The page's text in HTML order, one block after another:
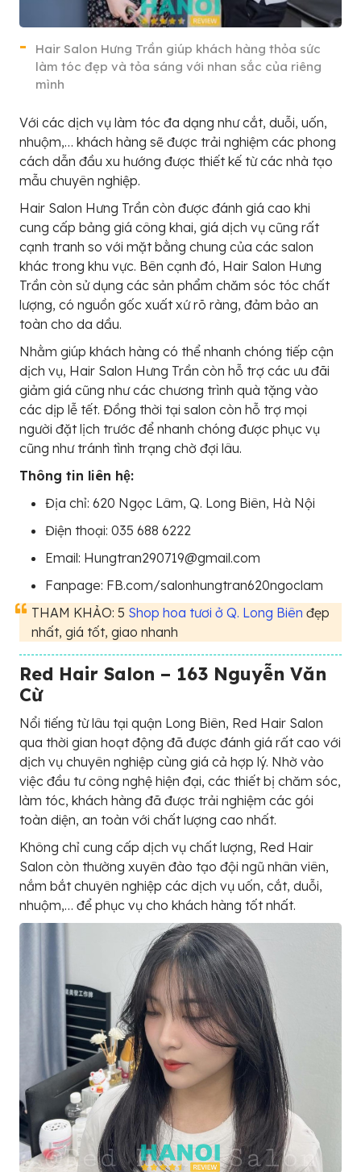
Hair Salon Hưng Trần giúp khách hàng thỏa sức
làm tóc đẹp và tỏa sáng với nhan sắc của riêng
mình
Với các dịch vụ làm tóc đa dạng như cắt, duỗi, uốn,
nhuộm,… khách hàng sẽ được trải nghiệm các phong
cách dẫn đầu xu hướng được thiết kế từ các nhà tạo
mẫu chuyên nghiệp.
Hair Salon Hưng Trần còn được đánh giá cao khi
cung cấp bảng giá công khai, giá dịch vụ cũng rất
cạnh tranh so với mặt bằng chung của các salon
khác trong khu vực. Bên cạnh đó, Hair Salon Hưng
Trần còn sử dụng các sản phẩm chăm sóc tóc chất
lượng, có nguồn gốc xuất xứ rõ ràng, đảm bảo an
toàn cho da dầu.
Nhằm giúp khách hàng có thể nhanh chóng tiếp cận
dịch vụ, Hair Salon Hưng Trần còn hỗ trợ các ưu đãi
giảm giá cũng như các chương trình quà tặng vào
các dịp lễ tết. Đồng thời tại salon còn hỗ trợ mọi
người đặt lịch trước để nhanh chóng được phục vụ
cũng như tránh tình trạng chờ đợi lâu.
Thông tin liên hệ:
Địa chỉ: 620 Ngọc Lâm, Q. Long Biên, Hà Nội
Điện thoại: 035 688 6222
Email: Hungtran290719@gmail.com
Fanpage: FB.com/salonhungtran620ngoclam
THAM KHẢO: 5 Shop hoa tươi ở Q. Long Biên đẹp
nhất, giá tốt, giao nhanh
Red Hair Salon – 163 Nguyễn Văn
Cừ
Nổi tiếng từ lâu tại quận Long Biên, Red Hair Salon
qua thời gian hoạt động đã được đánh giá rất cao với
dịch vụ chuyên nghiệp cùng giá cả hợp lý. Nhờ vào
việc đầu tư công nghệ hiện đại, các thiết bị chăm sóc,
làm tóc, khách hàng đã được trải nghiệm các gói
toàn diện, an toàn với chất lượng cao nhất.
Không chỉ cung cấp dịch vụ chất lượng, Red Hair
Salon còn thường xuyên đào tạo đội ngũ nhân viên,
nắm bắt chuyên nghiệp các dịch vụ uốn, cắt, duỗi,
nhuộm,… để phục vụ cho khách hàng tốt nhất.